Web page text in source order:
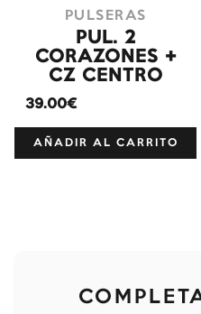
PULSERAS
PUL. 2
CORAZONES +
CZ CENTRO
39.00€
AÑADIR AL CARRITO